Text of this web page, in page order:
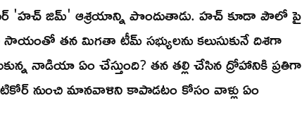
'హచ్ జిమ్' ఆశ్రయాన్ని పొందుతాడు. హచ్ కూడా పౌలో పై
సాయంతో తన మిగతా టీమ్ సభ్యులను కలుసుకునే దిశగా
నాడియా ఏం చేస్తుంది? తన తల్లి చేసిన ద్రోహానికి ప్రతిగా
నుంచి మానవాళిని కాపాడటం కోసం వాళ్లు ఏం